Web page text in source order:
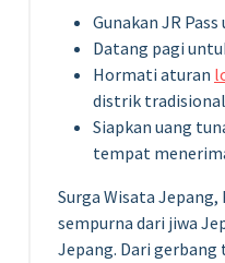
Gunakan JR
Datang pagi
Hormati aturan
distrik
Siapkan uang
tempat
Surga Wisata
sempurna dari jiwa
Jepang. Dari